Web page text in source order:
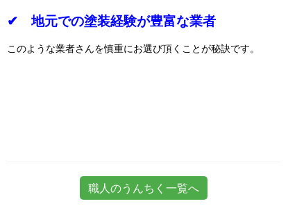
✔ 地元での塗装経験が豊富な業者
このような業者さんを慎重にお選び頂くことが秘訣です。
職人のうんちく一覧へ